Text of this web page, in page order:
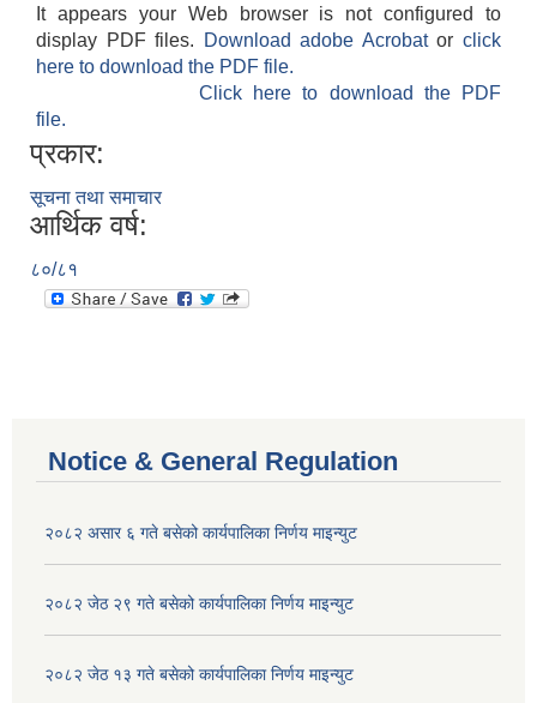
It appears your Web browser is not configured to
display PDF files.
Download adobe Acrobatorclick
here to download the PDF file.
Click here to download the PDF
file.
प्रकार:
सूचना तथा समाचार
आर्थिक वर्ष:
८०/८१
Notice & General Regulation
२०८२ असार ६ गते बसेको कार्यपालिका निर्णय माइन्युट
२०८२ जेठ २९ गते बसेको कार्यपालिका निर्णय माइन्युट
२०८२ जेठ १३ गते बसेको कार्यपालिका निर्णय माइन्युट